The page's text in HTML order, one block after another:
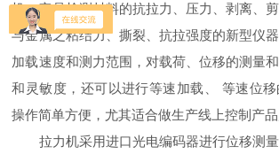
机，它是检测材料的抗拉力、压力、剥离、
与金属之粘结力、撕裂、抗拉强度的新型仪
加载速度和测力范围，对载荷、位移的测量
和灵敏度，还可以进行等速加载、 等速位移
操作简单方便，尤其适合做生产线上控制产品
拉力机采用进口光电编码器进行位移测量